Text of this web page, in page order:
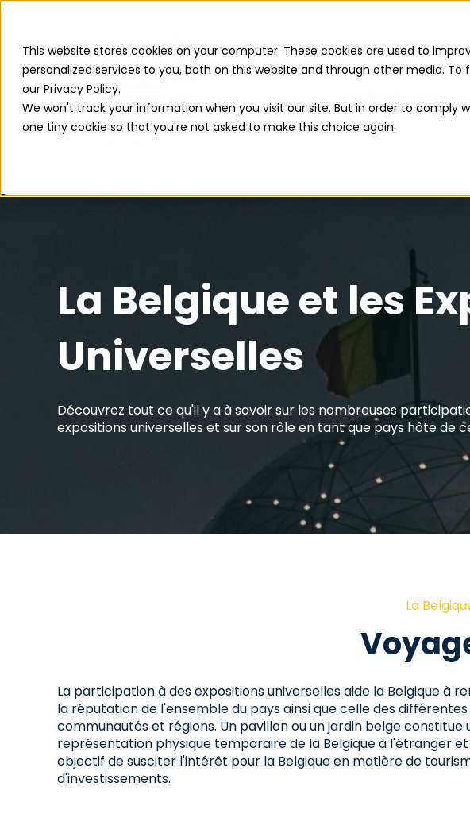
This website stores cookies on your computer. These cookies are used to
personalized services to you, both on this website and through other media.
our Privacy Policy.
We won't track your information when you visit our site. But in order to comply
one tiny cookie so that you're not asked to make this choice again.
La Belgique et les
Universelles
Découvrez tout ce qu'il y a à savoir sur les nombreuses
expositions universelles et sur son rôle en tant que pays hôte de
La
La participation à des expositions universelles aide la Belgique à
la réputation de l'ensemble du pays ainsi que celle des différentes
communautés et régions. Un pavillon ou un jardin belge constitue
représentation physique temporaire de la Belgique à l'étranger
objectif de susciter l'intérêt pour la Belgique en matière de
d'investissements.